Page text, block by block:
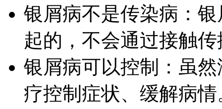
银屑病不是传染病：
起的，不会通过接触传
银屑病可以控制：虽
疗控制症状、缓解病情